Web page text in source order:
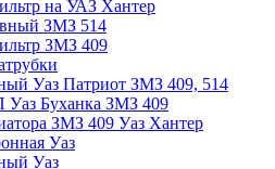
на УАЗ Хантер
ЗМЗ 514
ЗМЗ 409
Уаз Патриот ЗМЗ 409, 514
Буханка ЗМЗ 409
ЗМЗ 409 Уаз Хантер
Уаз
Уаз